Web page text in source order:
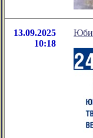
13.09.2025
10:18